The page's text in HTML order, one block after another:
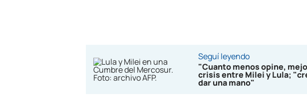
Seguí leyendo
"Cuanto menos opine,
crisis entre Milei y Lula;
dar una mano"